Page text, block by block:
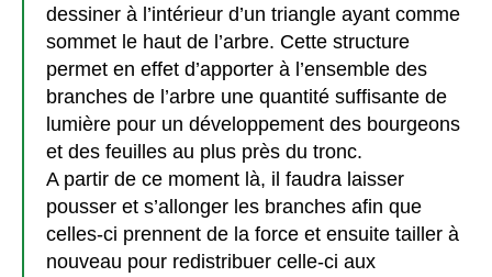
dessiner à l’intérieur d’un triangle ayant comme
sommet le haut de l’arbre. Cette structure
permet en effet d’apporter à l’ensemble des
branches de l’arbre une quantité suffisante de
lumière pour un développement des bourgeons
et des feuilles au plus près du tronc.
A partir de ce moment là, il faudra laisser
pousser et s’allonger les branches afin que
celles-ci prennent de la force et ensuite tailler à
nouveau pour redistribuer celle-ci aux